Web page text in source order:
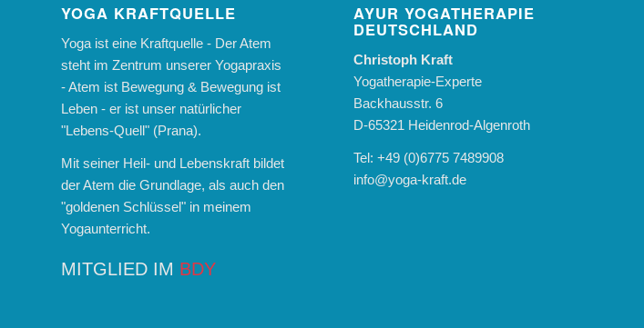
YOGA KRAFTQUELLE
Yoga ist eine Kraftquelle - Der Atem
steht im Zentrum unserer Yogapraxis
- Atem ist Bewegung & Bewegung ist
Leben - er ist unser natürlicher
"Lebens-Quell" (Prana).
Mit seiner Heil- und Lebenskraft bildet
der Atem die Grundlage, als auch den
"goldenen Schlüssel" in meinem
Yogaunterricht.
MITGLIED IM BDY
AYUR YOGATHERAPIE
DEUTSCHLAND
Christoph Kraft
Yogatherapie-Experte
Backhausstr. 6
D-65321 Heidenrod-Algenroth
Tel: +49 (0)6775 7489908
info@yoga-kraft.de